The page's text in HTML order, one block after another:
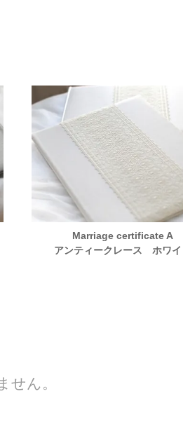
Marriage certificate A
アンティークレース ホワイ
せん。